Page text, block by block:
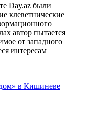
Day.az были
клеветнические
автор пытается
от западного
интересам